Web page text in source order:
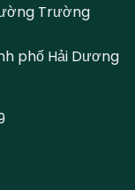
Trường
phố Hải Dương